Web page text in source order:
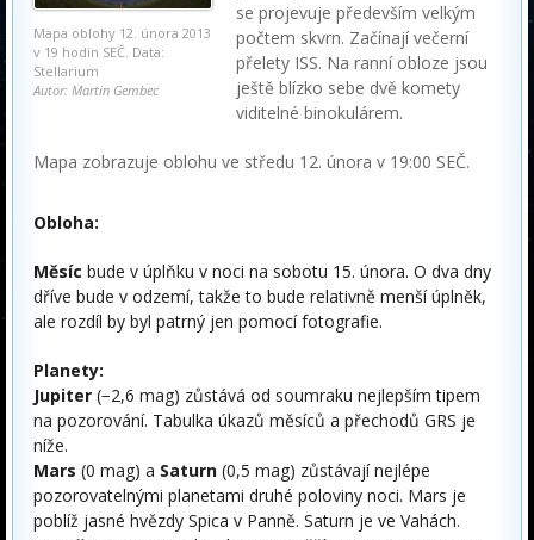
Mapa oblohy 12. února 2013
v 19 hodin SEČ. Data:
Stellarium
Autor: Martin Gembec
se projevuje především velkým
počtem skvrn. Začínají večerní
přelety ISS. Na ranní obloze jsou
ještě blízko sebe dvě komety
viditelné binokulárem.
Mapa zobrazuje oblohu ve středu 12. února v 19:00 SEČ.
Obloha:
Měsíc bude v úplňku v noci na sobotu 15. února. O dva dny
dříve bude v odzemí, takže to bude relativně menší úplněk,
ale rozdíl by byl patrný jen pomocí fotografie.
Planety:
Jupiter (−2,6 mag) zůstává od soumraku nejlepším tipem
na pozorování. Tabulka úkazů měsíců a přechodů GRS je
níže.
Mars (0 mag) a Saturn (0,5 mag) zůstávají nejlépe
pozorovatelnými planetami druhé poloviny noci. Mars je
poblíž jasné hvězdy Spica v Panně. Saturn je ve Vahách.